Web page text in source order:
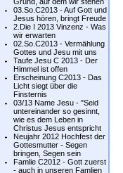
03.So.C2013 - Auf Gott und
Jesus hören, bringt Freude
2.Die I 2013 Vinzenz - Was
wir erwarten
02.So.C2013 - Vermählung
Gottes und Jesu mit uns
Taufe Jesu C 2013 - Der
Himmel ist offen
Erscheinung C2013 - Das
Licht siegt über die
Finsternis
03/13 Name Jesu - "Seid
untereinander so gesinnt,
wie es dem Leben in
Christus Jesus entspricht
Neujahr 2012 Hochfest der
Gottesmutter - Segen
bringen, Segen sein
Famlie C2012 - Gott zuerst
- auch in unseren Famlien